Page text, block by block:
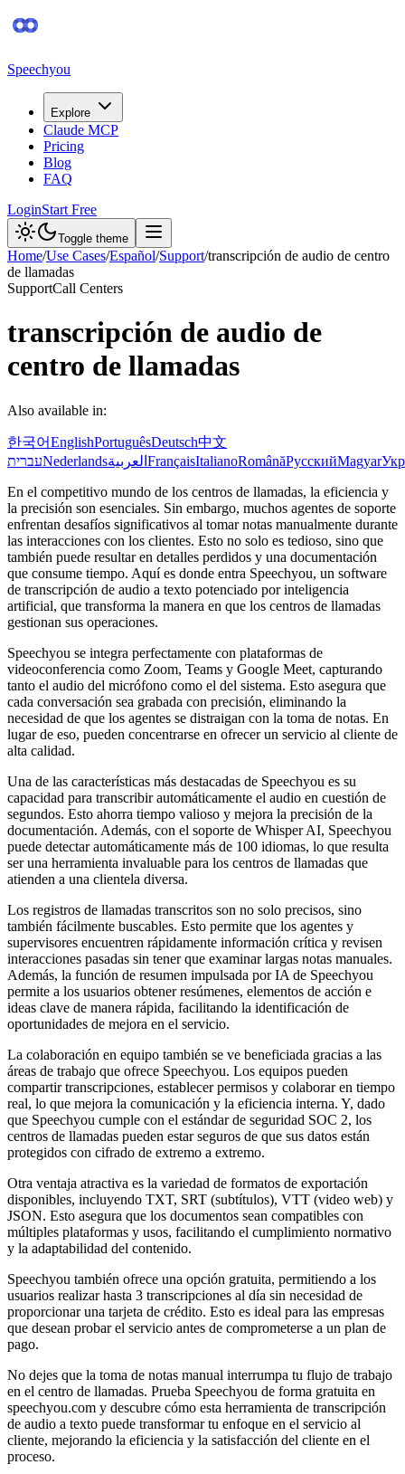
Speechyou
Explore
Claude MCP
Pricing
Blog
FAQ
LoginStart Free
Toggle theme
Home/Use Cases/Español/Support/transcripción de audio de centro
de llamadas
SupportCall Centers
transcripción de audio de
centro de llamadas
Also available in:
한국어EnglishPortuguêsDeutsch中文
עבריתNederlandsالعربية FrançaisItalianoRomânăРусскийMagyar
En el competitivo mundo de los centros de llamadas, la eficiencia y
la precisión son esenciales. Sin embargo, muchos agentes de soporte
enfrentan desafíos significativos al tomar notas manualmente durante
las interacciones con los clientes. Esto no solo es tedioso, sino que
también puede resultar en detalles perdidos y una documentación
que consume tiempo. Aquí es donde entra Speechyou, un software
de transcripción de audio a texto potenciado por inteligencia
artificial, que transforma la manera en que los centros de llamadas
gestionan sus operaciones.
Speechyou se integra perfectamente con plataformas de
videoconferencia como Zoom, Teams y Google Meet, capturando
tanto el audio del micrófono como el del sistema. Esto asegura que
cada conversación sea grabada con precisión, eliminando la
necesidad de que los agentes se distraigan con la toma de notas. En
lugar de eso, pueden concentrarse en ofrecer un servicio al cliente de
alta calidad.
Una de las características más destacadas de Speechyou es su
capacidad para transcribir automáticamente el audio en cuestión de
segundos. Esto ahorra tiempo valioso y mejora la precisión de la
documentación. Además, con el soporte de Whisper AI, Speechyou
puede detectar automáticamente más de 100 idiomas, lo que resulta
ser una herramienta invaluable para los centros de llamadas que
atienden a una clientela diversa.
Los registros de llamadas transcritos son no solo precisos, sino
también fácilmente buscables. Esto permite que los agentes y
supervisores encuentren rápidamente información crítica y revisen
interacciones pasadas sin tener que examinar largas notas manuales.
Además, la función de resumen impulsada por IA de Speechyou
permite a los usuarios obtener resúmenes, elementos de acción e
ideas clave de manera rápida, facilitando la identificación de
oportunidades de mejora en el servicio.
La colaboración en equipo también se ve beneficiada gracias a las
áreas de trabajo que ofrece Speechyou. Los equipos pueden
compartir transcripciones, establecer permisos y colaborar en tiempo
real, lo que mejora la comunicación y la eficiencia interna. Y, dado
que Speechyou cumple con el estándar de seguridad SOC 2, los
centros de llamadas pueden estar seguros de que sus datos están
protegidos con cifrado de extremo a extremo.
Otra ventaja atractiva es la variedad de formatos de exportación
disponibles, incluyendo TXT, SRT (subtítulos), VTT (video web) y
JSON. Esto asegura que los documentos sean compatibles con
múltiples plataformas y usos, facilitando el cumplimiento normativo
y la adaptabilidad del contenido.
Speechyou también ofrece una opción gratuita, permitiendo a los
usuarios realizar hasta 3 transcripciones al día sin necesidad de
proporcionar una tarjeta de crédito. Esto es ideal para las empresas
que desean probar el servicio antes de comprometerse a un plan de
pago.
No dejes que la toma de notas manual interrumpa tu flujo de trabajo
en el centro de llamadas. Prueba Speechyou de forma gratuita en
speechyou.com y descubre cómo esta herramienta de transcripción
de audio a texto puede transformar tu enfoque en el servicio al
cliente, mejorando la eficiencia y la satisfacción del cliente en el
proceso.